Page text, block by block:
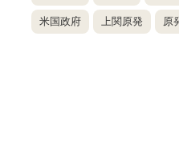
米国政府 上関原発 原